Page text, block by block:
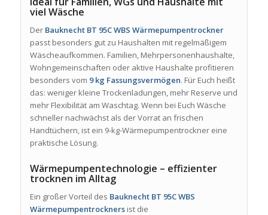
viel Wäsche
Der Bauknecht BT 95C WBS Wärmepumpentrockner
passt besonders gut zu Haushalten mit regelmäßigem
Wäscheaufkommen. Familien, Mehrpersonenhaushalte,
Wohngemeinschaften oder aktive Haushalte profitieren
besonders vom 9 kg Fassungsvermögen. Für Euch heißt
das: weniger kleine Trockenladungen, mehr Reserve und
mehr Flexibilität am Waschtag. Wenn bei Euch Wäsche
schneller nachwächst als der Vorrat an frischen
Handtüchern, ist ein 9-kg-Wärmepumpentrockner eine
praktische Lösung.
Wärmepumpentechnologie – effizienter
trocknen im Alltag
Ein großer Vorteil des Bauknecht BT 95C WBS
Wärmepumpentrocknersist die